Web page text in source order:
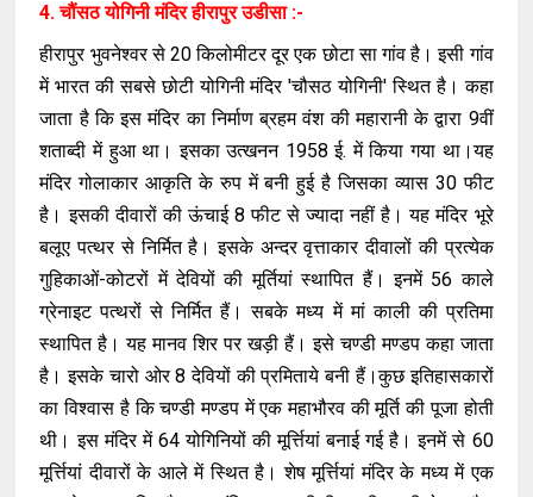
4. चौंसठ योगिनी मंदिर हीरापुर उडीसा :-
हीरापुर भुवनेश्‍वर से 20 किलोमीटर दूर एक छोटा सा गांव है। इसी गांव
में भारत की सबसे छोटी योगिनी मंदिर 'चौसठ योगिनी' स्थित है। कहा
जाता है कि इस मंदिर का निर्माण ब्रहम वंश की महारानी के द्वारा 9वीं
शताब्‍दी में हुआ था। इसका उत्‍खनन 1958 ई. में किया गया था।यह
मंदिर गोलाकार आकृति के रुप में बनी हुई है जिसका व्‍यास 30 फीट
है। इसकी दीवारों की ऊंचाई 8 फीट से ज्‍यादा नहीं है। यह मंदिर भूरे
बलूए पत्‍थर से निर्मित है। इसके अन्दर वृत्ताकार दीवालों की प्रत्येक
गुहिकाओं-कोटरों में देवियों की मूर्तियां स्थापित हैं। इनमें 56 काले
ग्रेनाइट पत्थरों से निर्मित हैं। सबके मध्य में मां काली की प्रतिमा
स्थापित है। यह मानव शिर पर खड़ी हैं। इसे चण्डी मण्डप कहा जाता
है। इसके चारो ओर 8 देवियों की प्रमिताये बनी हैं।कुछ इतिहासकारों
का विश्वास है कि चण्डी मण्डप में एक महाभौरव की मूर्ति की पूजा होती
थी। इस मंदिर में 64 योगिनियों की मूर्त्तियां बनाई गई है। इनमें से 60
मूर्त्तियां दीवारों के आले में स्थित है। शेष मूर्त्तियां मंदिर के मध्‍य में एक